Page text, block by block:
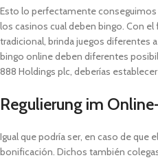
Esto lo perfectamente
los casinos cual deben bingo. Con
tradicional, brinda juegos diferentes
bingo online deben diferentes
888 Holdings plc, deberías
Regulierung im
Igual que podrí­a ser, en caso de que
bonificación. Dichos también